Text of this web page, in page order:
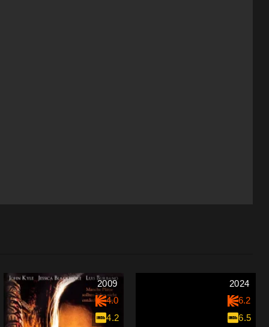
2009
4.0
4.2
2024
6.2
6.5